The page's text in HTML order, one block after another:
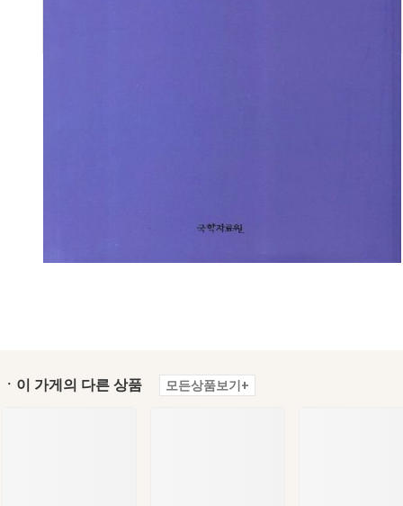
ㆍ이 가게의 다른 상품 모든상품보기+